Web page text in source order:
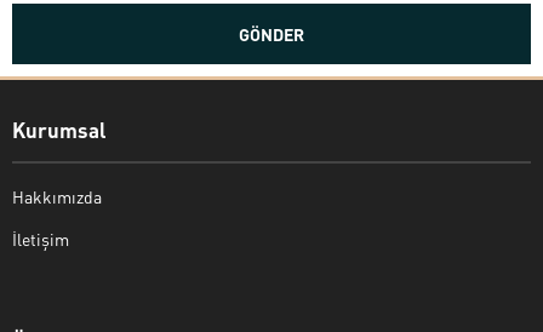
Kurumsal
Hakkımızda
İletişim